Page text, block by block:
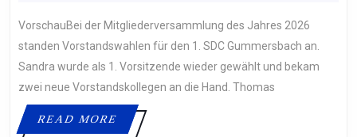
VorschauBei der Mitgliederversammlung des Jahres 2026
standen Vorstandswahlen für den 1. SDC Gummersbach an.
Sandra wurde als 1. Vorsitzende wieder gewählt und bekam
zwei neue Vorstandskollegen an die Hand. Thomas
READ MOREREAD